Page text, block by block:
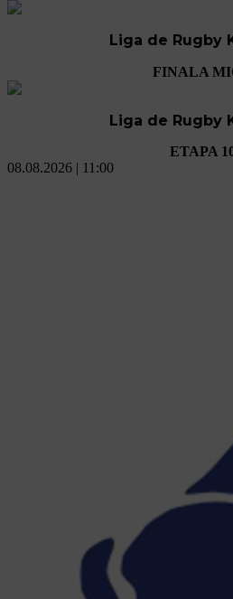
Liga de Rugby
FINALA
Liga de Rugby
ETAPA
08.08.2026 | 11:00